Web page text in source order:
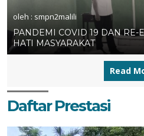
oleh : smpn2malili
PANDEMI COVID 19 DAN RE-
HATI MASYARAKAT
Read
Daftar Prestasi